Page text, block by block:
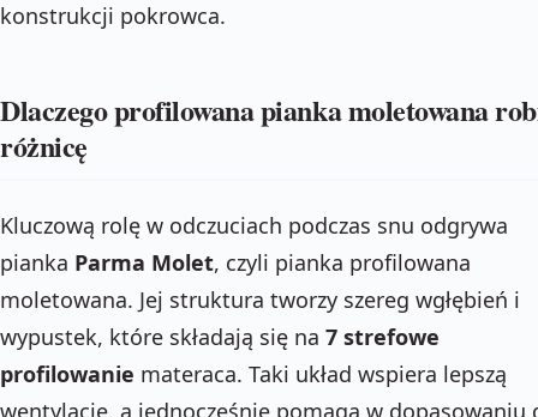
konstrukcji pokrowca.
Dlaczego profilowana pianka moletowana
różnicę
Kluczową rolę w odczuciach podczas snu odgrywa
pianka Parma Molet, czyli pianka profilowana
moletowana. Jej struktura tworzy szereg wgłębień i
wypustek, które składają się na 7 strefowe
profilowanie materaca. Taki układ wspiera lepszą
wentylację, a jednocześnie pomaga w dopasowaniu